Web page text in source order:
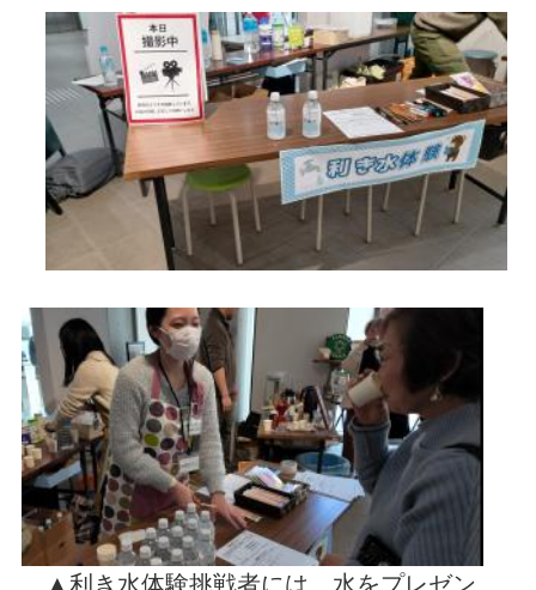
▲利き水体験挑戦者には、水をプレゼン